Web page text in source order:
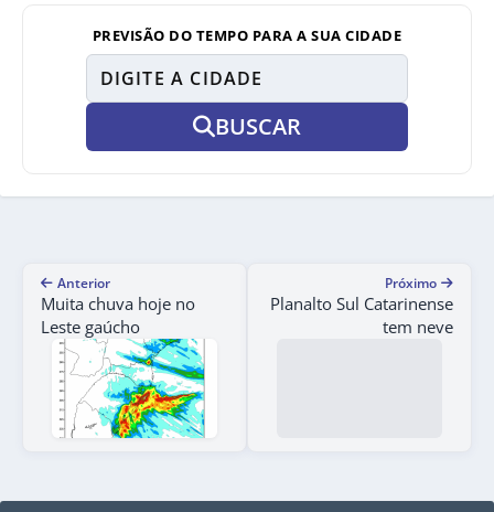
PREVISÃO DO TEMPO PARA A SUA CIDADE
BUSCAR
Anterior
Muita chuva hoje no
Leste gaúcho
Próximo
Planalto Sul Catarinense
tem neve